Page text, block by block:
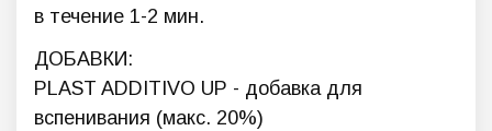
в течение 1-2 мин.
ДОБАВКИ:
PLAST ADDITIVO UP - добавка для
вспенивания (макс. 20%)